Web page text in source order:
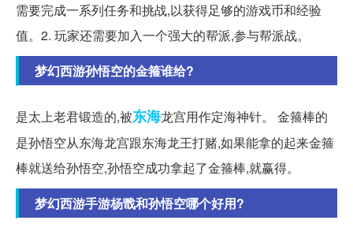
需要完成一系列任务和挑战,以获得足够的游戏币和经验
值。2. 玩家还需要加入一个强大的帮派,参与帮派战。
梦幻西游孙悟空的金箍谁给?
是太上老君锻造的,被东海龙宫用作定海神针。 金箍棒的
是孙悟空从东海龙宫跟东海龙王打赌,如果能拿的起来金箍
棒就送给孙悟空,孙悟空成功拿起了金箍棒,就赢得。
梦幻西游手游杨戬和孙悟空哪个好用?